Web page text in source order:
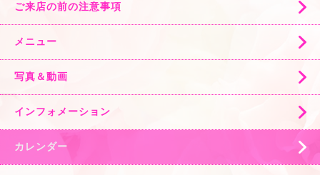
ご来店の前の注意事項
メニュー
写真＆動画
インフォメーション
カレンダー